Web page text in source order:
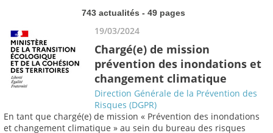
743 actualités - 49 pages
19/03/2024
Chargé(e) de mission
prévention des inondations et
changement climatique
Direction Générale de la Prévention des
Risques (DGPR)
En tant que chargé(e) de mission « Prévention des inondations
et changement climatique » au sein du bureau des risques